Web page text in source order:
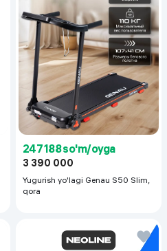
247 188 so'm/oyga
3 390 000
Yugurish yo'lagi Genau S50 Slim,
qora